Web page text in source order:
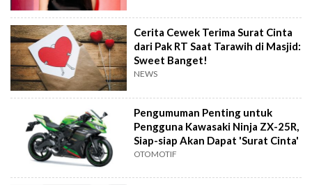
Cerita Cewek Terima Surat Cinta
dari Pak RT Saat Tarawih di Masjid:
Sweet Banget!
NEWS
Pengumuman Penting untuk
Pengguna Kawasaki Ninja ZX-25R,
Siap-siap Akan Dapat 'Surat Cinta'
OTOMOTIF